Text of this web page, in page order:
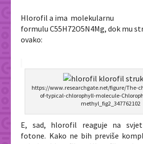
Hlorofil a ima molekularnu
formulu C55H72O5N4Mg, dok mu
ovako:
https://www.researchgate.net/figure/The-
of-typical-chlorophyll-molecule-
methyl_fig2_347762102
E, sad, hlorofil reaguje na
fotone. Kako ne bih previše